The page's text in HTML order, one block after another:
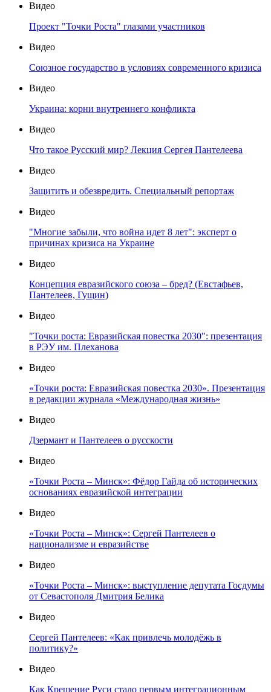
Видео
Проект "Точки Роста" глазами участников
Видео
Союзное государство в условиях современного кризиса
Видео
Украина: корни внутреннего конфликта
Видео
Что такое Русский мир? Лекция Сергея Пантелеева
Видео
Защитить и обезвредить. Специальный репортаж
Видео
"Многие забыли, что война идет 8 лет": эксперт о
причинах кризиса на Украине
Видео
Концепция евразийского союза – бред? (Евстафьев,
Пантелеев, Гущин)
Видео
"Точки роста: Евразийская повестка 2030": презентация
в РЭУ им. Плеханова
Видео
«Точки роста: Евразийская повестка 2030». Презентация
в редакции журнала «Международная жизнь»
Видео
Дзермант и Пантелеев о русскости
Видео
«Точки Роста – Минск»: Фёдор Гайда об исторических
основаниях евразийской интеграции
Видео
«Точки Роста – Минск»: Сергей Пантелеев о
национализме и евразийстве
Видео
«Точки Роста – Минск»: выступление депутата Госдумы
от Севастополя Дмитрия Белика
Видео
Сергей Пантелеев: «Как привлечь молодёжь в
политику?»
Видео
Как Крещение Руси стало первым интеграционным